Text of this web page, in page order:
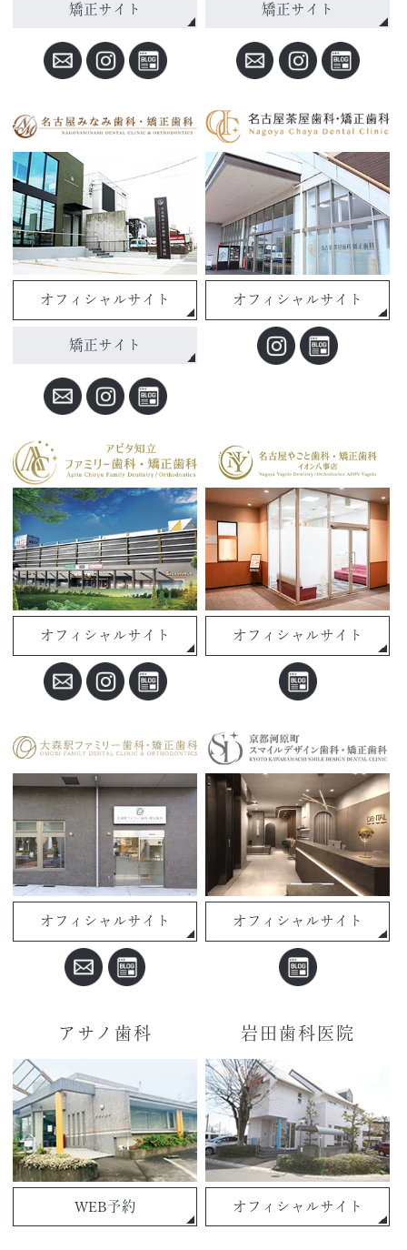
矯正サイト 矯正サイト
オフィシャルサイト
矯正サイト
オフィシャルサイト
オフィシャルサイト オフィシャルサイト
オフィシャルサイト オフィシャルサイト
アサノ歯科
WEB予約
岩田歯科医院
オフィシャルサイト